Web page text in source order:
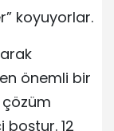
koyuyorlar.
önemli bir
çözüm
12